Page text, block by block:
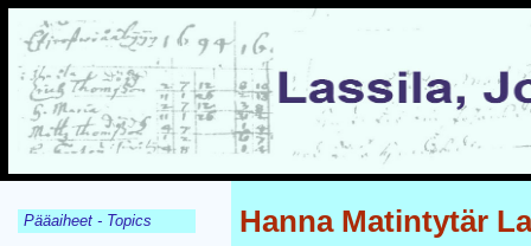
Pääaiheet - Topics
Hanna Matintytär